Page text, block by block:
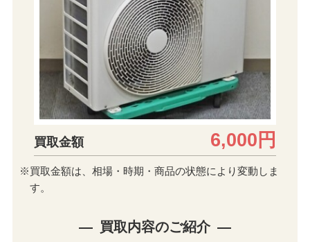
買取金額 6,000円
※買取金額は、相場・時期・商品の状態により変動しま
す。
買取内容のご紹介